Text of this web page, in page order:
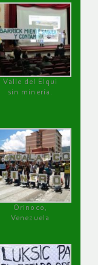
Valle del Elqui
sin minería.
Orinoco,
Venezuela